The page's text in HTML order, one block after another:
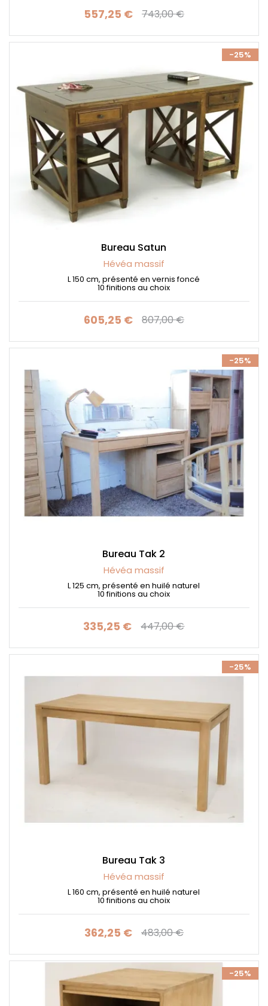
Prix
557,25 € Prix de base
743,00 €
-25%
Bureau Satun
Hévéa massif
L 150 cm, présenté en vernis foncé
10 finitions au choix
Prix
605,25 € Prix de base
807,00 €
-25%
Bureau Tak 2
Hévéa massif
L 125 cm, présenté en huilé naturel
10 finitions au choix
Prix
335,25 € Prix de base
447,00 €
-25%
Bureau Tak 3
Hévéa massif
L 160 cm, présenté en huilé naturel
10 finitions au choix
Prix
362,25 € Prix de base
483,00 €
-25%